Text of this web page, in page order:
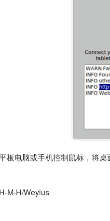
板电脑或手机控制鼠标，将
M-H/Weylus